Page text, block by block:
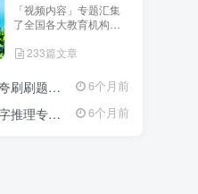
探索到他人无法轻易获
取的核心学习资料，让
向感。
「视频内容」专题汇集
了全国各大教育机构的
统班、冲刺班、专项突
型。 每一套课程都由资
深讲师录制，注重逻辑
梳理与实战演练，内容
紧扣最新考试大纲，覆
233篇文章
测申论五合一夸夸刷刷题营资源 6个月前
朋各省数字推理专项真题课资源 6个月前